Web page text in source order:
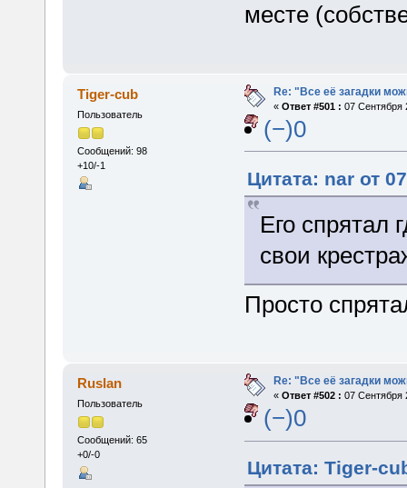
месте
Tiger-cub
Пользователь
Сообщений: 98
+10/-1
Re: "Все её загадки
« Ответ #501 : 07 Сентября
(−)0
Цитата: nar от
Его спрятал
свои
Просто
Ruslan
Пользователь
Сообщений: 65
+0/-0
Re: "Все её загадки
« Ответ #502 : 07 Сентября
(−)0
Цитата: Tiger-